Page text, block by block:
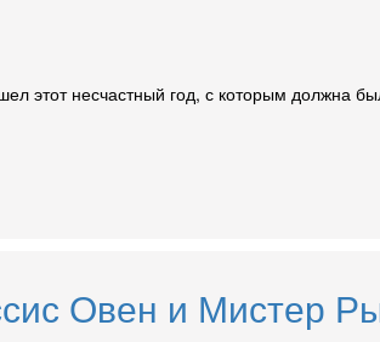
этот несчастный год, с которым должна
Овен и Мистер